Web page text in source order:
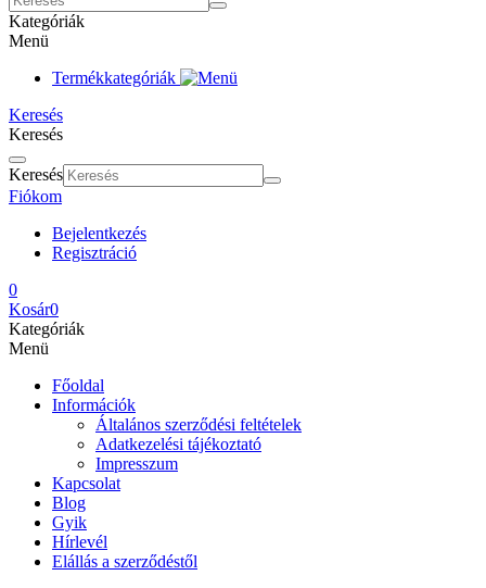
Kategóriák
Menü
Termékkategóriák
Keresés
Keresés
Keresés
Fiókom
Bejelentkezés
Regisztráció
0
Kosár0
Kategóriák
Menü
Főoldal
Információk
Általános szerződési feltételek
Adatkezelési tájékoztató
Impresszum
Kapcsolat
Blog
Gyik
Hírlevél
Elállás a szerződéstől